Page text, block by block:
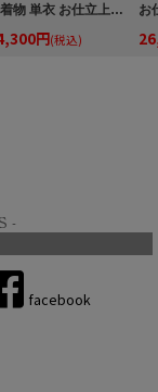
綿着物 単衣 お仕立上り 単品 小紋 S / L 綿 レッド×ストライプ 日本製 赤 白 縞
円(税込)
-
facebook